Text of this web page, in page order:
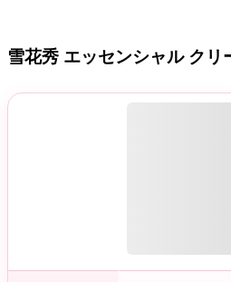
雪花秀 エッセンシャル クリ